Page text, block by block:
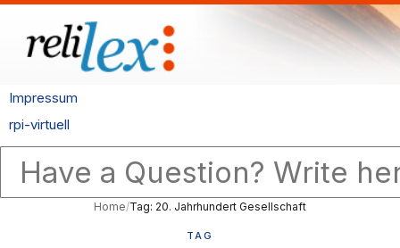
Impressum
rpi-virtuell
Home/Tag: 20. Jahrhundert Gesellschaft
TAG